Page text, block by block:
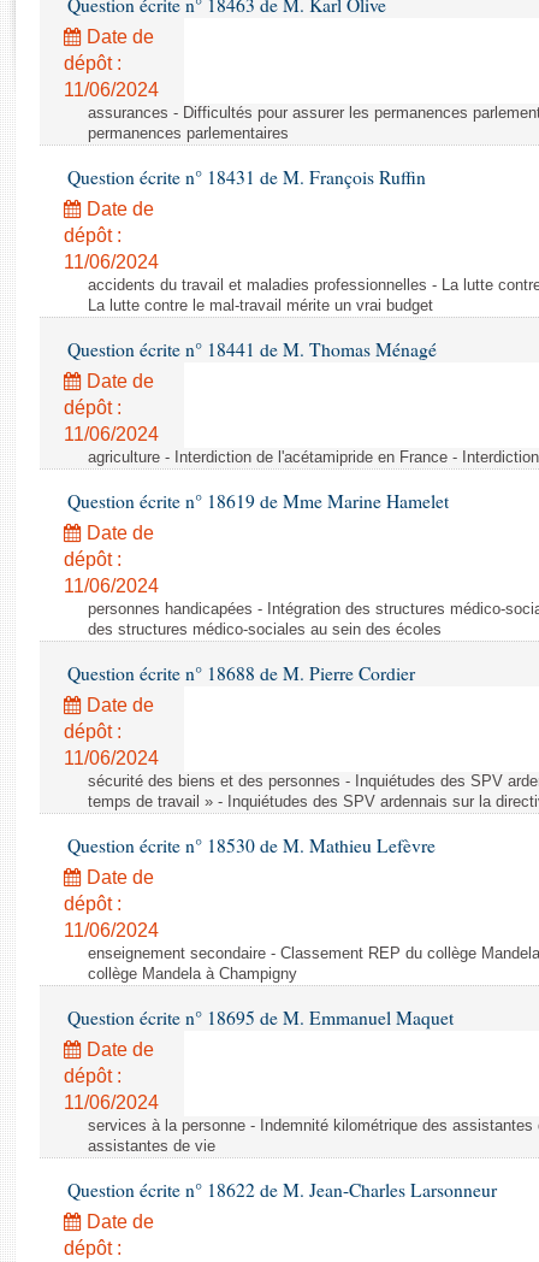
Rapports d'enquête
Rapports législatifs
Rapports sur l'application des lois
Baromètre de l’application des lois
Budget et sécurité sociale
Questions écrites et orales
Comptes rendus des débats
Question écrite n° 18463 de M. Karl Olive
Date de
dépôt :
11/06/2024
assurances - Difficultés pour assurer les permanences
permanences parlementaires
Question écrite n° 18431 de M. François Ruffin
Date de
dépôt :
11/06/2024
accidents du travail et maladies professionnelles - La lutte
La lutte contre le mal-travail mérite un vrai budget
Question écrite n° 18441 de M. Thomas Ménagé
Date de
dépôt :
11/06/2024
agriculture - Interdiction de l'acétamipride en France -
Question écrite n° 18619 de Mme Marine Hamelet
Date de
dépôt :
11/06/2024
personnes handicapées - Intégration des structures médico-
des structures médico-sociales au sein des écoles
Question écrite n° 18688 de M. Pierre Cordier
Date de
dépôt :
11/06/2024
sécurité des biens et des personnes - Inquiétudes des SPV
temps de travail » - Inquiétudes des SPV ardennais sur la
Question écrite n° 18530 de M. Mathieu Lefèvre
Date de
dépôt :
11/06/2024
enseignement secondaire - Classement REP du collège
collège Mandela à Champigny
Question écrite n° 18695 de M. Emmanuel Maquet
Date de
dépôt :
11/06/2024
services à la personne - Indemnité kilométrique des
assistantes de vie
Question écrite n° 18622 de M. Jean-Charles Larsonneur
Date de
dépôt :